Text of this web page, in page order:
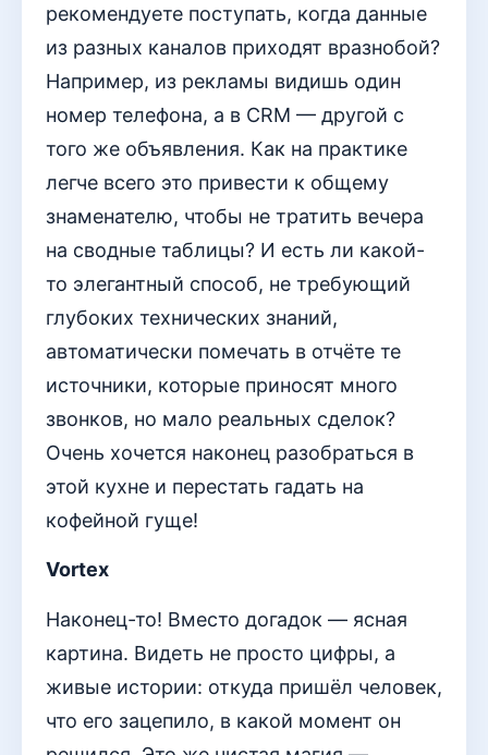
рекомендуете поступать, когда данные
из разных каналов приходят вразнобой?
Например, из рекламы видишь один
номер телефона, а в CRM — другой с
того же объявления. Как на практике
легче всего это привести к общему
знаменателю, чтобы не тратить вечера
на сводные таблицы? И есть ли какой-
то элегантный способ, не требующий
глубоких технических знаний,
автоматически помечать в отчёте те
источники, которые приносят много
звонков, но мало реальных сделок?
Очень хочется наконец разобраться в
этой кухне и перестать гадать на
кофейной гуще!
Vortex
Наконец-то! Вместо догадок — ясная
картина. Видеть не просто цифры, а
живые истории: откуда пришёл человек,
что его зацепило, в какой момент он